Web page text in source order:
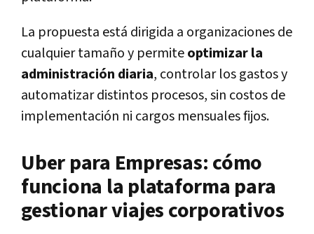
La propuesta está dirigida a organizaciones de
cualquier tamaño y permiteoptimizar la
administración diaria, controlar los gastos y
automatizar distintos procesos, sin costos de
implementación ni cargos mensuales fijos.
Uber para Empresas: cómo
funciona la plataforma para
gestionar viajes corporativos